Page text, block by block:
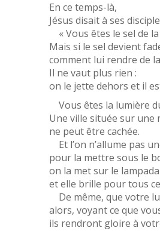
En ce temps-là,
Jésus disait à ses
« Vous êtes le sel de
Mais si le sel devient
comment lui rendre de
Il ne vaut plus rien :
on le jette dehors et il
Vous êtes la lumière
Une ville située sur une
ne peut être cachée.
Et l’on n’allume pas
pour la mettre sous le
on la met sur le
et elle brille pour tous
De même, que votre
alors, voyant ce que
ils rendront gloire à